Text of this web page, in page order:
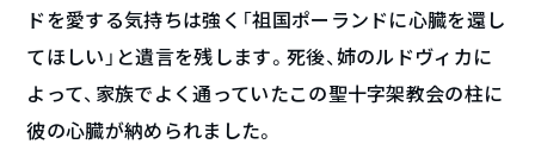
ドを愛する気持ちは強く「祖国ポーランドに心臓を還し
てほしい」と遺言を残します。死後、姉のルドヴィカに
よって、家族でよく通っていたこの聖十字架教会の柱に
彼の心臓が納められました。